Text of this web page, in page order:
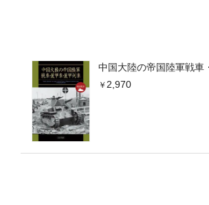
中国大陸の帝国陸軍戦車
2,970